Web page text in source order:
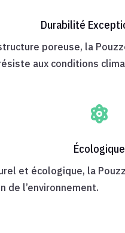
Durabilité
poreuse, la
aux conditions

Écologique
et écologique, la
de l’environnement.